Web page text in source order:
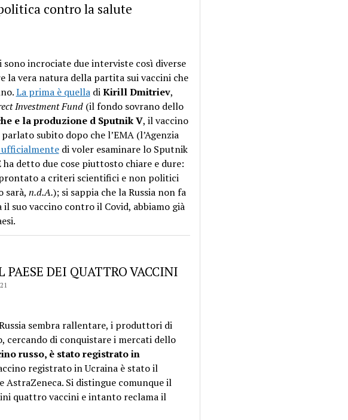
contro la salute
incrociate due interviste così diverse
la vera natura della partita sui vaccini che
La prima è quelladiKirill Dmitriev,
Investment Fund(il fondo sovrano dello
e la produzione d Sputnik V, il vaccino
subito dopo che l’EMA (l’Agenzia
di voler esaminare lo Sputnik
detto due cose piuttosto chiare e dure:
a criteri scientifici e non politici
sarà, n.d.A.); si sappia che la Russia non fa
suo vaccino contro il Covid, abbiamo già
PAESE DEI QUATTRO VACCINI
sembra rallentare, i produttori di
di conquistare i mercati dello
russo, è stato registrato in
registrato in Ucraina è stato il
Si distingue comunque il
quattro vaccini e intanto reclama il